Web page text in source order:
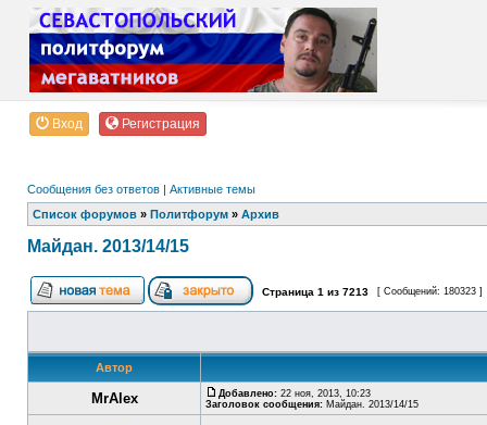
Вход Регистрация
Сообщения без ответов | Активные темы
Список форумов » Политфорум » Архив
Майдан. 2013/14/15
Страница 1 из 7213 [ Сообщений: 180323 ]
Автор
MrAlex Добавлено: 22 ноя, 2013, 10:23
Заголовок сообщения: Майдан. 2013/14/15